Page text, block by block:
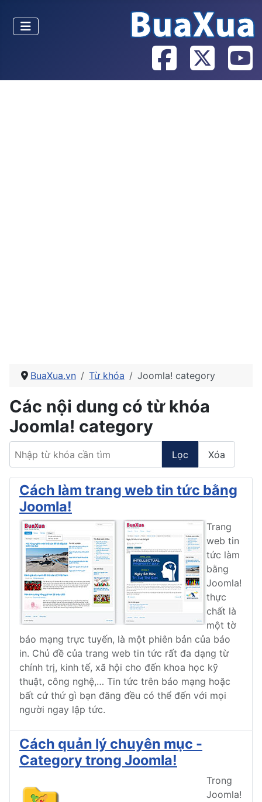
BuaXua.vn Từ khóa Joomla! category
Các nội dung có từ khóa
Joomla! category
Nhập từ khóa cần tìm
Lọc Xóa
Cách làm trang web tin tức bằng
Joomla!
Trang
web tin
tức làm
bằng
Joomla!
thực
chất là
một tờ
báo mạng trực tuyến, là một phiên bản của báo
in. Chủ đề của trang web tin tức rất đa dạng từ
chính trị, kinh tế, xã hội cho đến khoa học kỹ
thuật, công nghệ,… Tin tức trên báo mạng hoặc
bất cứ thứ gì bạn đăng đều có thể đến với mọi
người ngay lập tức.
Cách quản lý chuyên mục -
Category trong Joomla!
Trong
Joomla!